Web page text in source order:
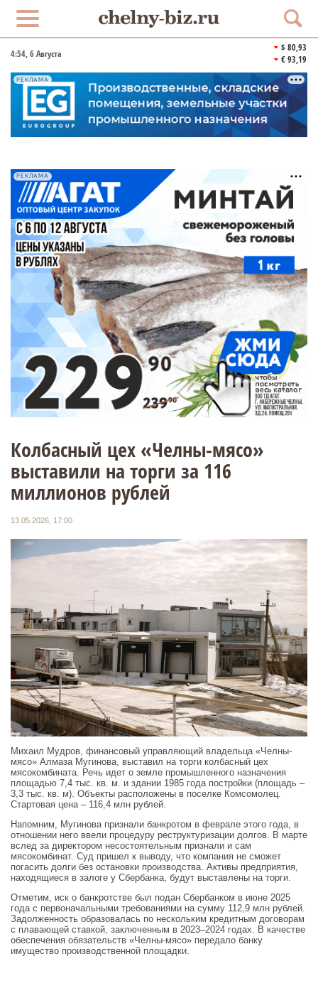
4:54, 6 Августа
$ 80,93
€ 93,19
РЕКЛАМА
РЕКЛАМА
Колбасный цех «Челны-мясо»
выставили на торги за 116
миллионов рублей
13.05.2026, 17:00
Михаил Мудров, финансовый управляющий владельца «Челны-
мясо» Алмаза Мугинова, выставил на торги колбасный цех
мясокомбината. Речь идет о земле промышленного назначения
площадью 7,4 тыс. кв. м. и здании 1985 года постройки (площадь –
3,3 тыс. кв. м). Объекты расположены в поселке Комсомолец.
Стартовая цена – 116,4 млн рублей.
Напомним, Мугинова признали банкротом в феврале этого года, в
отношении него ввели процедуру реструктуризации долгов. В марте
вслед за директором несостоятельным признали и сам
мясокомбинат. Суд пришел к выводу, что компания не сможет
погасить долги без остановки производства. Активы предприятия,
находящиеся в залоге у Сбербанка, будут выставлены на торги.
Отметим, иск о банкротстве был подан Сбербанком в июне 2025
года с первоначальными требованиями на сумму 112,9 млн рублей.
Задолженность образовалась по нескольким кредитным договорам
с плавающей ставкой, заключенным в 2023–2024 годах. В качестве
обеспечения обязательств «Челны‑мясо» передало банку
имущество производственной площадки.